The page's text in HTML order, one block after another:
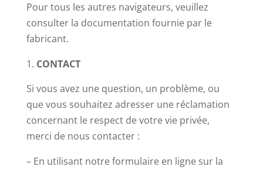
Pour tous les autres navigateurs, veuillez
consulter la documentation fournie par le
fabricant.
CONTACT
Si vous avez une question, un problème, ou
que vous souhaitez adresser une réclamation
concernant le respect de votre vie privée,
merci de nous contacter :
– En utilisant notre formulaire en ligne sur la